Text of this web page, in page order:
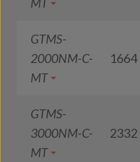
GTMS-
2000NM-C-
MT
1664
GTMS-
3000NM-C-
MT
2332